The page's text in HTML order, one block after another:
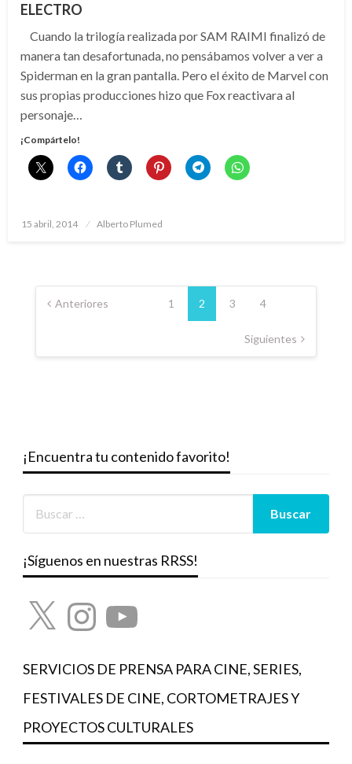
ELECTRO
Cuando la trilogía realizada por SAM RAIMI finalizó de
manera tan desafortunada, no pensábamos volver a ver a
Spiderman en la gran pantalla. Pero el éxito de Marvel con
sus propias producciones hizo que Fox reactivara al
personaje…
¡Compártelo!
Publicado
15 abril, 2014 Alberto Plumed
Paginación
de Anteriores 1 2 3 4
Siguientes
¡Encuentra tu contenido favorito!
¡Síguenos en nuestras RRSS!
X InstagramYouTube
SERVICIOS DE PRENSA PARA CINE, SERIES,
FESTIVALES DE CINE, CORTOMETRAJES Y
PROYECTOS CULTURALES